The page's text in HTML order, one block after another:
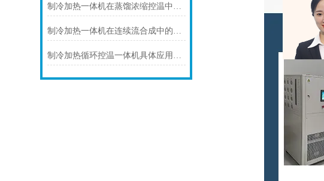
制冷加热一体机在蒸馏浓缩控温中的核心应用
制冷加热一体机在连续流合成中的连续化控温应用
制冷加热循环控温一体机具体应用场景及技术解析